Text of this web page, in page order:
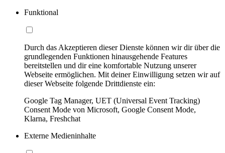
Funktional
Durch das Akzeptieren dieser Dienste können wir dir über die
grundlegenden Funktionen hinausgehende Features
bereitstellen und dir eine komfortable Nutzung unserer
Webseite ermöglichen. Mit deiner Einwilligung setzen wir auf
dieser Webseite folgende Drittdienste ein:
Google Tag Manager, UET (Universal Event Tracking)
Consent Mode von Microsoft, Google Consent Mode,
Klarna, Freshchat
Externe Medieninhalte